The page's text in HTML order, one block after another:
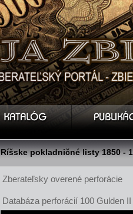
Ríšske pokladničné listy 1850 -
Zberateľsky overené perforácie
Databáza perforácií 100 Gulden